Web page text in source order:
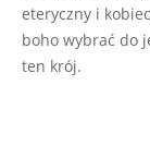
eteryczny i
boho wybrać do
ten krój.